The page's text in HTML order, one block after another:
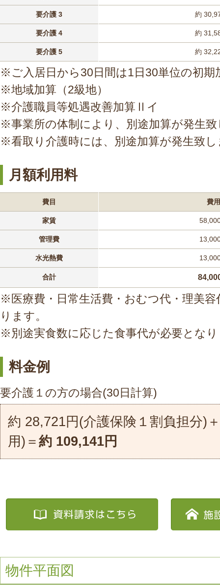
要介護 3 約
要介護 4 約
要介護 5 約
※ご入居日から30日間は1日30単位の初期
※地域加算（2級地）
※介護職員等処遇改善加算Ⅱイ
※事業所の体制により、別途加算が発生
※看取り介護時には、別途加算が発生致し
月額利用料
費目 費用
家賃
管理費
水光熱費
合計
※医療費・日常生活費・おむつ代・理美
ります。
※別途実食数に応じた食事代が必要とな
料金例
要介護１の方の場合(30日計算)
約 28,721円(介護保険１割負担分)
用)＝ 約 109,141円
物件平面図